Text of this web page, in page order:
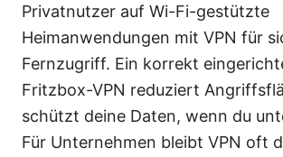
Privatnutzer auf Wi-Fi-gestützte
Heimanwendungen mit VPN für
Fernzugriff. Ein korrekt
Fritzbox-VPN reduziert
schützt deine Daten, wenn du
Für Unternehmen bleibt VPN oft